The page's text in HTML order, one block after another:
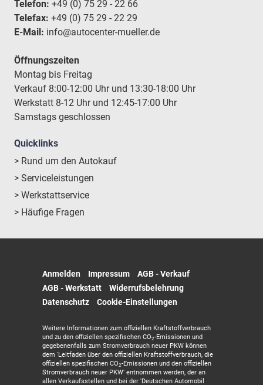
Telefon: +49 (0) 75 29 - 22 66
Telefax: +49 (0) 75 29 - 22 29
E-Mail: info@autocenter-mueller.de
Öffnungszeiten
Montag bis Freitag
Verkauf 8:00-12:00 Uhr und 13:30-18:00 Uhr
Werkstatt 8-12 Uhr und 12:45-17:00 Uhr
Samstags geschlossen
Quicklinks
> Rund um den Autokauf
> Serviceleistungen
> Werkstattservice
> Häufige Fragen
Anmelden Impressum
AGB - Verkauf
AGB - Werkstatt
Widerrufsbelehrung
Datenschutz
Cookie-Einstellungen
Weitere Informationen zum offiziellen Kraftstoffverbrauch
und zu den offiziellen spezifischen CO2-Emissionen und
gegebenenfalls zum Stromverbrauch neuer PKW können
dem 'Leitfaden über den offiziellen Kraftstoffverbrauch, die
offiziellen spezifischen CO2-Emissionen und den offiziellen
Stromverbrauch neuer PKW' entnommen werden, der an
allen Verkaufsstellen und bei der 'Deutschen Automobil